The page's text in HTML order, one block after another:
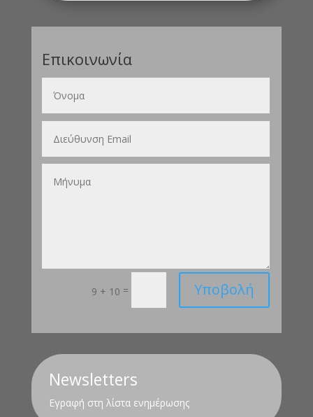
Επικοινωνία
9 + 10 = Υποβολή
Newsletters
Εγραφή στη λίστα ενημέρωσης